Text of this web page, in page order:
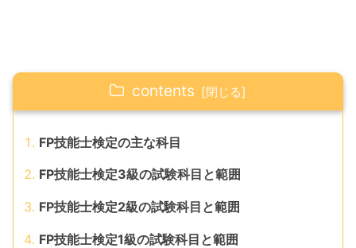
contents
FP技能士検定の主な科目
FP技能士検定3級の試験科目と範囲
FP技能士検定2級の試験科目と範囲
FP技能士検定1級の試験科目と範囲